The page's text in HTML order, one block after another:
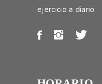
ejercicio a diario